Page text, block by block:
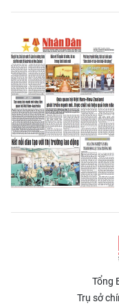
Tổng
Trụ sở